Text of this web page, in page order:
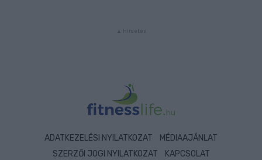
ADATKEZELÉSI NYILATKOZAT
MÉDIAAJÁNLAT
SZERZŐI JOGI NYILATKOZAT
KAPCSOLAT